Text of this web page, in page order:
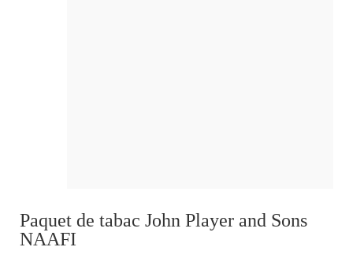
Paquet de tabac John Player and Sons
NAAFI